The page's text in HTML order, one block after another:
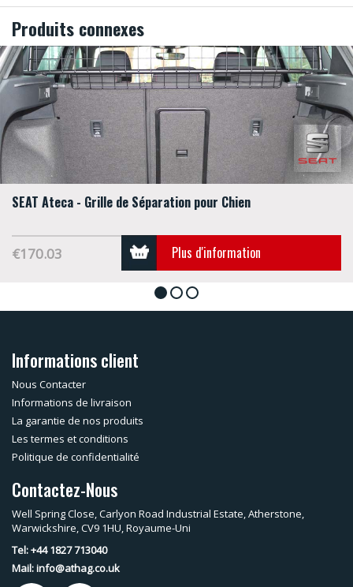
Produits connexes
SEAT Ateca - Grille de Séparation pour Chien
€170.03 Plus d'information
1 2 3
Informations client
Nous Contacter
Informations de livraison
La garantie de nos produits
Les termes et conditions
Politique de confidentialité
Contactez-Nous
Well Spring Close, Carlyon Road Industrial Estate, Atherstone,
Warwickshire, CV9 1HU, Royaume-Uni
Tel: +44 1827 713040
Mail:info@athag.co.uk